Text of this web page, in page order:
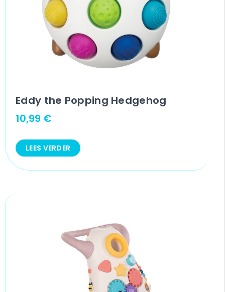
Eddy the Popping Hedgehog
10,99 €
LEES VERDER